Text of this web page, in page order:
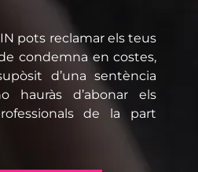
pots reclamar els teus
condemna en costes,
d’una sentència
hauràs d’abonar els
de la part